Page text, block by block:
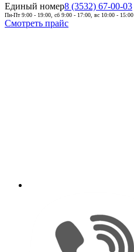
Единый номер8 (3532) 67-00-03
Пн-Пт 9:00 - 19:00, сб 9:00 - 17:00, вс 10:00 - 15:00
Смотреть прайс